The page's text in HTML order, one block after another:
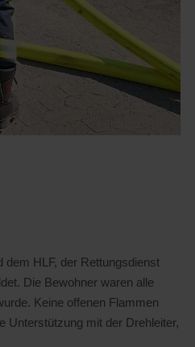
dem HLF, der Rettungsdienst
Die Bewohner waren alle
Keine offenen Flammen
Unterstützung mit der Drehleiter,